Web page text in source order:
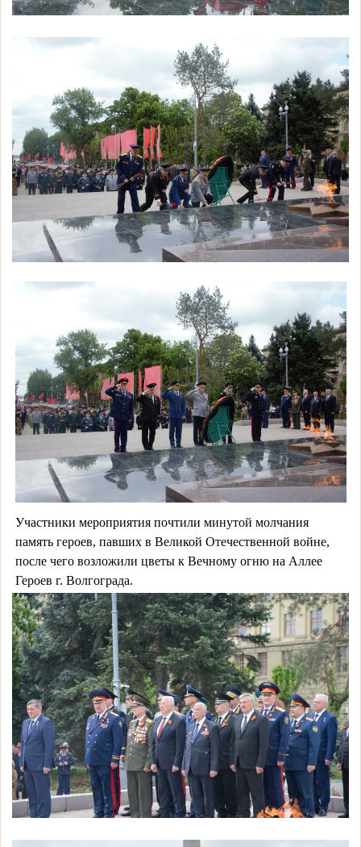
Участники мероприятия почтили минутой молчания
память героев, павших в Великой Отечественной войне,
после чего возложили цветы к Вечному огню на Аллее
Героев г. Волгограда.